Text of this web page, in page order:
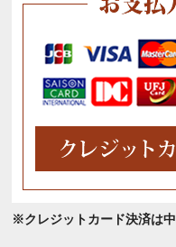
※クレジットカード決済は